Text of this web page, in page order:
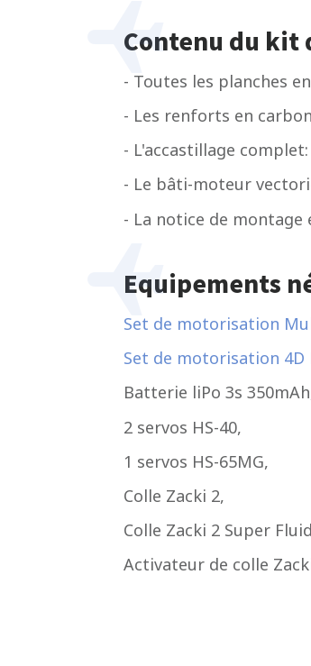
Contenu du kit
- Toutes les planches
- Les renforts en
- L'accastillage
- Le bâti-moteur
- La notice de montage
Equipements
Set de motorisation
Set de motorisation
Batterie liPo 3s
2 servos HS-40,
1 servos HS-65MG,
Colle Zacki 2,
Colle Zacki 2 Super
Activateur de colle